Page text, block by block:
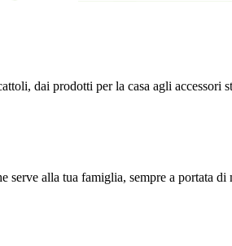
dai prodotti per la casa agli accessori
serve alla tua famiglia, sempre a portata di